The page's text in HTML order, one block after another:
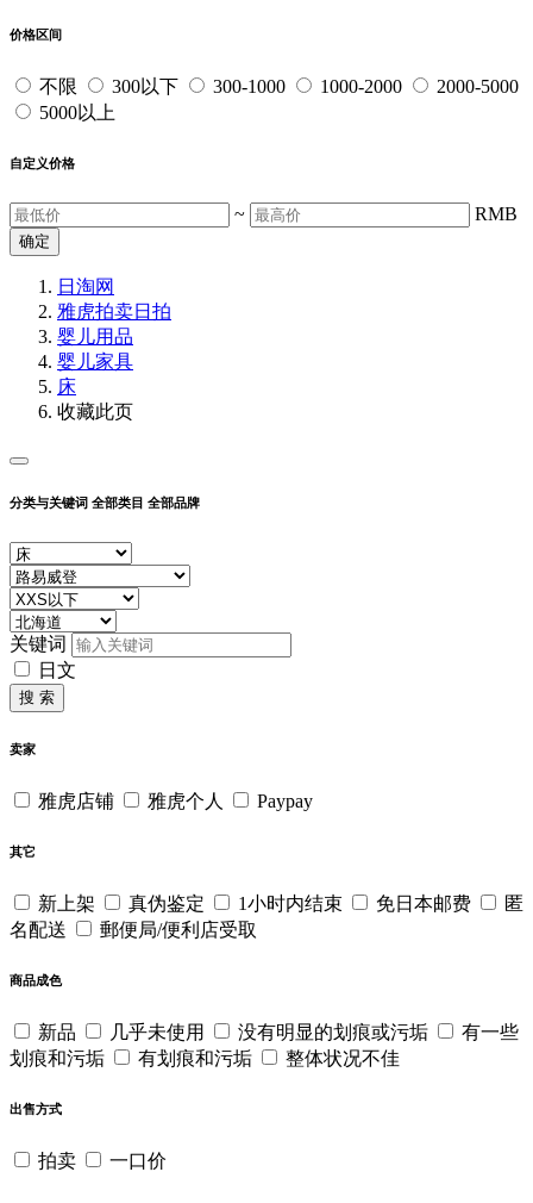
价格区间
不限 300以下 300-1000 1000-2000
2000-5000
5000以上
自定义价格
~ RMB
确定
日淘网
雅虎拍卖日拍
婴儿用品
婴儿家具
床
收藏此页
分类与关键词 全部类目 全部品牌
关键词
日文
搜 索
卖家
雅虎店铺 雅虎个人 Paypay
其它
新上架 真伪鉴定 1小时内结束 免日本邮费
匿
名配送
郵便局/便利店受取
商品成色
新品 几乎未使用 没有明显的划痕或污垢
有一些
划痕和污垢
有划痕和污垢 整体状况不佳
出售方式
拍卖 一口价